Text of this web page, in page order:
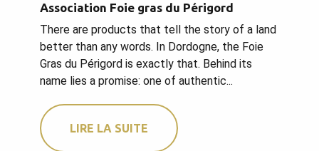
Association Foie gras du Périgord
There are products that tell the story of a land
better than any words. In Dordogne, the Foie
Gras du Périgord is exactly that. Behind its
name lies a promise: one of authentic...
LIRE LA SUITE